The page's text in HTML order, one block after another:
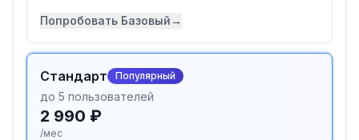
Попробовать Базовый→
Стандарт Популярный
до 5 пользователей
2 990 ₽
/мес